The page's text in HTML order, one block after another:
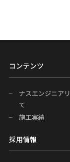
コンテンツ
ナスエンジニア
て
施工実績
採用情報